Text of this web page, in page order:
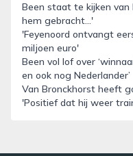
Been staat te kijken van
hem gebracht...'
'Feyenoord ontvangt
miljoen euro'
Been vol lof over
en ook nog Nederlander’
Van Bronckhorst heeft
'Positief dat hij weer